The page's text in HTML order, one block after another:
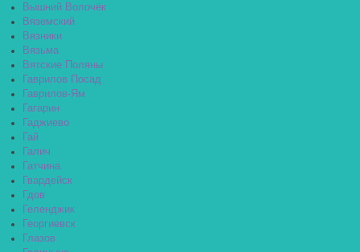
Вышний Волочёк
Вяземский
Вязники
Вязьма
Вятские Поляны
Гаврилов Посад
Гаврилов-Ям
Гагарин
Гаджиево
Гай
Галич
Гатчина
Гвардейск
Гдов
Геленджик
Георгиевск
Глазов